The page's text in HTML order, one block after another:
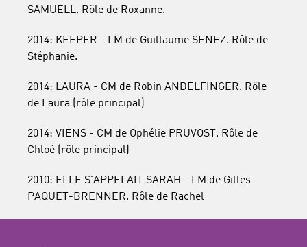
SAMUELL. Rôle de Roxanne.
2014: KEEPER - LM de Guillaume SENEZ. Rôle de
Stéphanie.
2014: LAURA - CM de Robin ANDELFINGER. Rôle
de Laura (rôle principal)
2014: VIENS - CM de Ophélie PRUVOST. Rôle de
Chloé (rôle principal)
2010: ELLE S'APPELAIT SARAH - LM de Gilles
PAQUET-BRENNER. Rôle de Rachel